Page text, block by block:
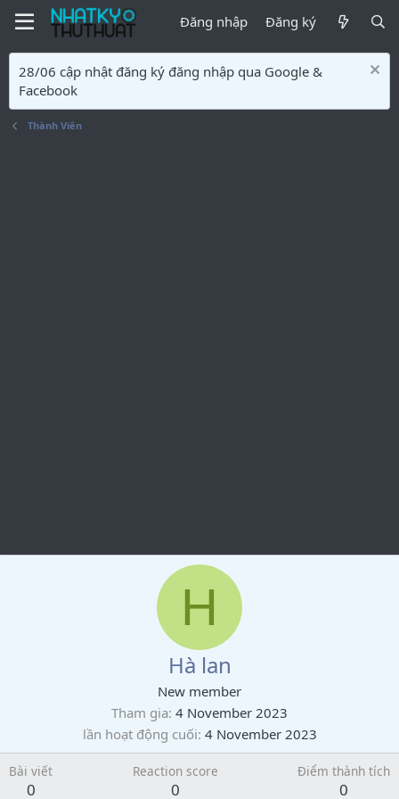
Đăng nhập Đăng ký
28/06 cập nhật đăng ký đăng nhập qua Google &
Facebook
Thành Viên
H
Hà lan
New member
Tham gia 4 November 2023
lần hoạt động cuối 4 November 2023
Bài viết
0
Reaction score
0
Điểm thành tích
0